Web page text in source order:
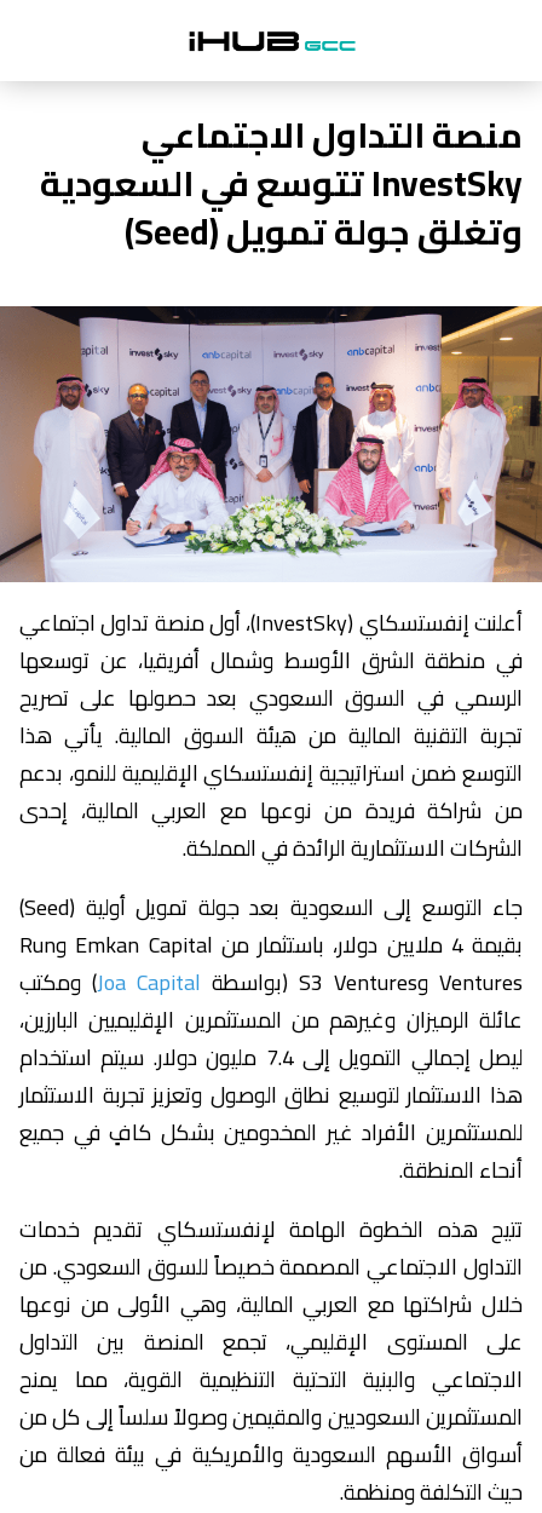
منصة التداول الاجتماعي
InvestSky تتوسع في السعودية
وتغلق جولة تمويل (Seed)
أعلنت إنفستسكاي (InvestSky)، أول منصة تداول اجتماعي
في منطقة الشرق الأوسط وشمال أفريقيا، عن توسعها
الرسمي في السوق السعودي بعد حصولها على تصريح
تجربة التقنية المالية من هيئة السوق المالية. يأتي هذا
التوسع ضمن استراتيجية إنفستسكاي الإقليمية للنمو، بدعم
من شراكة فريدة من نوعها مع العربي المالية، إحدى
الشركات الاستثمارية الرائدة في المملكة.
جاء التوسع إلى السعودية بعد جولة تمويل أولية (Seed)
بقيمة 4 ملايين دولار، باستثمار من Emkan Capital وRun
Ventures وS3 Ventures (بواسطة
Joa Capital) ومكتب
عائلة الرميزان وغيرهم من المستثمرين الإقليميين البارزين،
ليصل إجمالي التمويل إلى 7.4 مليون دولار. سيتم استخدام
هذا الاستثمار لتوسيع نطاق الوصول وتعزيز تجربة الاستثمار
للمستثمرين الأفراد غير المخدومين بشكل كافٍ في جميع
أنحاء المنطقة.
تتيح هذه الخطوة الهامة لإنفستسكاي تقديم خدمات
التداول الاجتماعي المصممة خصيصاً للسوق السعودي. من
خلال شراكتها مع العربي المالية، وهي الأولى من نوعها
على المستوى الإقليمي، تجمع المنصة بين التداول
الاجتماعي والبنية التحتية التنظيمية القوية، مما يمنح
المستثمرين السعوديين والمقيمين وصولاً سلساً إلى كل من
أسواق الأسهم السعودية والأمريكية في بيئة فعالة من
حيث التكلفة ومنظمة.